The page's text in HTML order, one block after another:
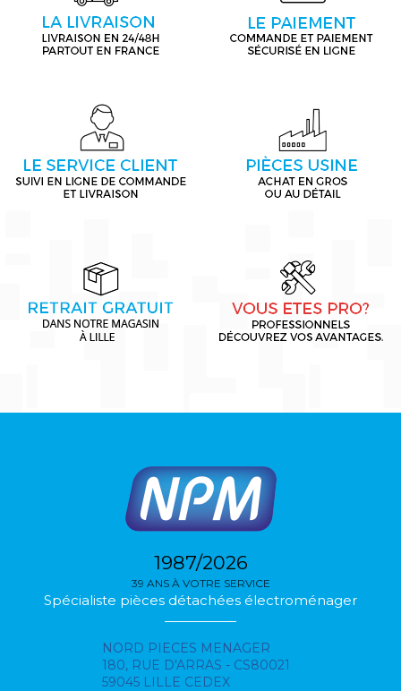
1987/2026
39 ANS À VOTRE SERVICE
Spécialiste pièces détachées électroménager
NORD PIECES MENAGER
180, RUE D'ARRAS - CS80021
59045 LILLE CEDEX